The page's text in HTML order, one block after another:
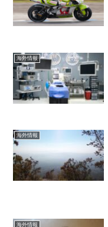
海外情報
海外情報
海外情報